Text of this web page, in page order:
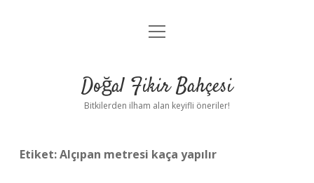
Anasayfa
Yasal Uyarı
menüyü
Doğal Fikir Bahçesi
Bitkilerden ilham alan keyifli öneriler!
Etiket:Alçıpan metresi kaça yapılır